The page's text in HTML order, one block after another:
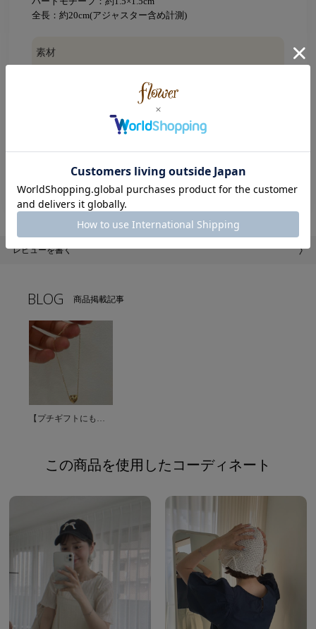
全長：約20cm(アジャスター含め計測)
素材
※ご使用の際には周囲のものとの引っかかりにご注意下さ
い。
※こちらの商品はインポート商品です。
レビューを書く
BLOG 商品掲載記事
【プチギフトにもおすすめ！】bracelet特集☆
この商品を使用したコーディネート